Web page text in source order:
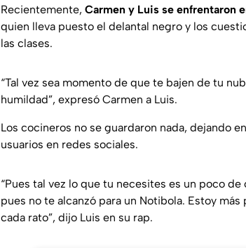
Recientemente, Carmen y Luis se enfrentaron
quien lleva puesto el delantal negro y los
las clases.
“Tal vez sea momento de que te bajen de tu
humildad”, expresó Carmen a Luis.
Los cocineros no se guardaron nada, dejando
usuarios en redes sociales.
“Pues tal vez lo que tu necesites es un poco
pues no te alcanzó para un Notibola. Estoy
cada rato”, dijo Luis en su rap.